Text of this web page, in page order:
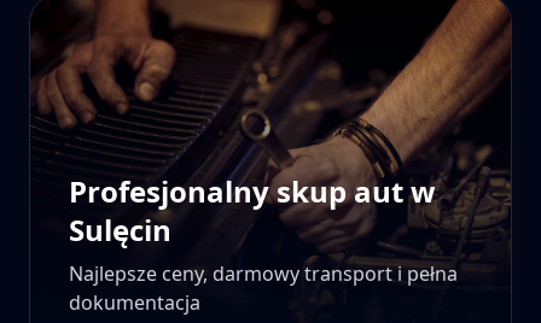
Profesjonalny skup aut w
Sulęcin
Najlepsze ceny, darmowy transport i pełna
dokumentacja